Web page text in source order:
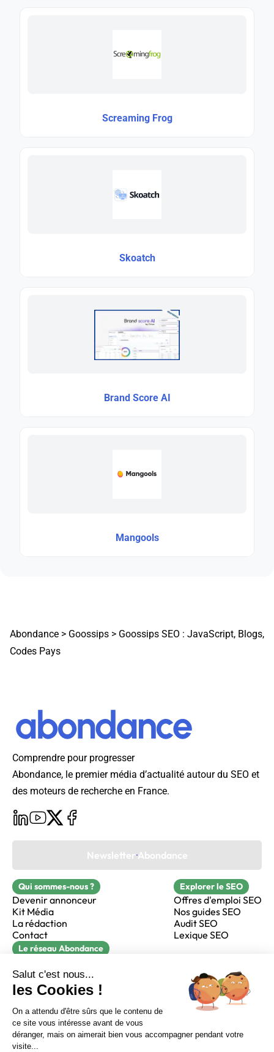
Sur LinkedIn Sur Youtube
Sur X Sur Facebook
Screaming Frog
Skoatch
Brand Score AI
Mangools
Abondance > Goossips > Goossips SEO : JavaScript, Blogs,
Codes Pays
Comprendre pour progresser
Abondance, le premier média d’actualité autour du SEO et
des moteurs de recherche en France.
Newsletter Abondance
Qui sommes-nous ?
Devenir annonceur
Kit Média
La rédaction
Contact
Explorer le SEO
Offres d'emploi SEO
Nos guides SEO
Audit SEO
Lexique SEO
Le réseau Abondance
Réacteur
alfie formation